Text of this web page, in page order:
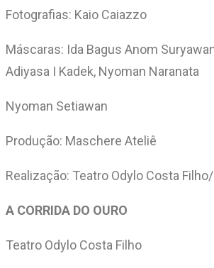
Fotografias: Kaio Caiazzo
Máscaras: Ida Bagus Anom
Adiyasa I Kadek, Nyoman Naranata
Nyoman Setiawan
Produção: Maschere Ateliê
Realização: Teatro Odylo Costa Filho/
A CORRIDA DO OURO
Teatro Odylo Costa Filho